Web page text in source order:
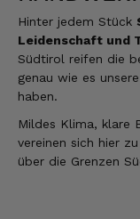
Hinter jedem Stück
Leidenschaft und
Südtirol reifen die
genau wie es
haben.
Mildes Klima, klare
vereinen sich hier
über die Grenzen